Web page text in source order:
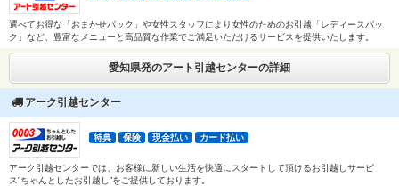
選べてお得な「おまかせパック」や女性スタッフにより女性のためのお引越「レディースパッ
ク」など、豊富なメニューと高品質な作業でご満足いただけるサービスを提供いたします。
愛知県発のアート引越センターの詳細
アーク引越センター
特典 保険 現金払い カード払い
アーク引越センターでは、お客様に新しい生活を快適にスタートして頂けるお引越しサービ
ス”ちゃんとしたお引越し”をご提供しております。